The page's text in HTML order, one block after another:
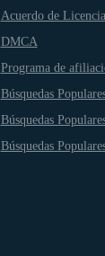
Acuerdo de Licencia
DMCA
Programa de
Búsquedas
Búsquedas
Búsquedas